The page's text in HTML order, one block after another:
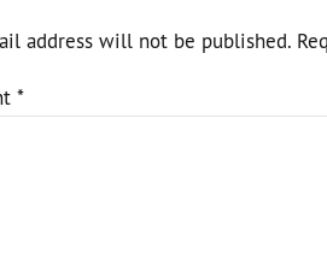
address will not be published.
*